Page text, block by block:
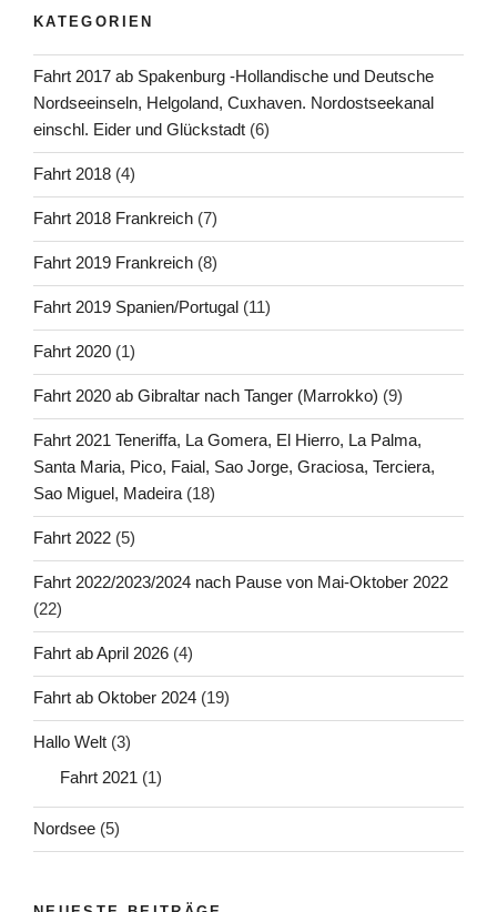
KATEGORIEN
Fahrt 2017 ab Spakenburg -Hollandische und Deutsche
Nordseeinseln, Helgoland, Cuxhaven. Nordostseekanal
einschl. Eider und Glückstadt (6)
Fahrt 2018 (4)
Fahrt 2018 Frankreich (7)
Fahrt 2019 Frankreich (8)
Fahrt 2019 Spanien/Portugal (11)
Fahrt 2020 (1)
Fahrt 2020 ab Gibraltar nach Tanger (Marrokko) (9)
Fahrt 2021 Teneriffa, La Gomera, El Hierro, La Palma,
Santa Maria, Pico, Faial, Sao Jorge, Graciosa, Terciera,
Sao Miguel, Madeira (18)
Fahrt 2022 (5)
Fahrt 2022/2023/2024 nach Pause von Mai-Oktober 2022
(22)
Fahrt ab April 2026 (4)
Fahrt ab Oktober 2024 (19)
Hallo Welt (3)
Fahrt 2021 (1)
Nordsee (5)